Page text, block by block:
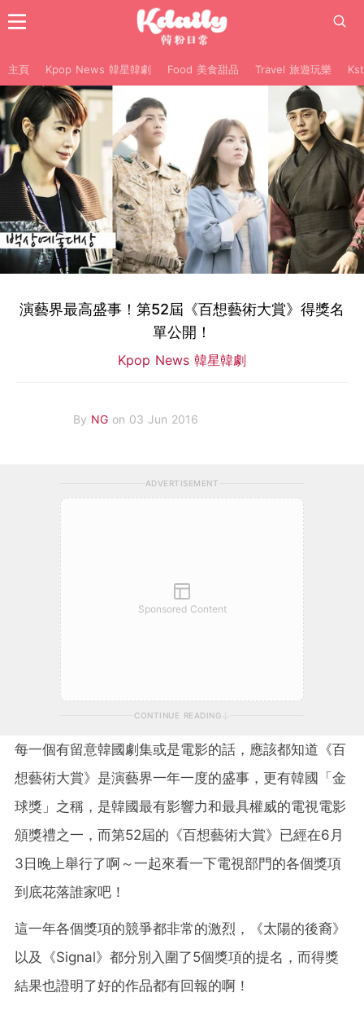
主頁 Kpop News 韓星韓劇 Food 美食甜品 Travel 旅遊玩樂
演藝界最高盛事！第52屆《百想藝術大賞》得獎名
單公開！
Kpop News 韓星韓劇
By NG on 03 Jun 2016
ADVERTISEMENT
Sponsored Content
CONTINUE READING
每一個有留意韓國劇集或是電影的話，應該都知道《百
想藝術大賞》是演藝界一年一度的盛事，更有韓國「金
球獎」之稱，是韓國最有影響力和最具權威的電視電影
頒獎禮之一，而第52屆的《百想藝術大賞》已經在6月
3日晚上舉行了啊～一起來看一下電視部門的各個獎項
到底花落誰家吧！
這一年各個獎項的競爭都非常的激烈，《太陽的後裔》
以及《Signal》都分別入圍了5個獎項的提名，而得獎
結果也證明了好的作品都有回報的啊！